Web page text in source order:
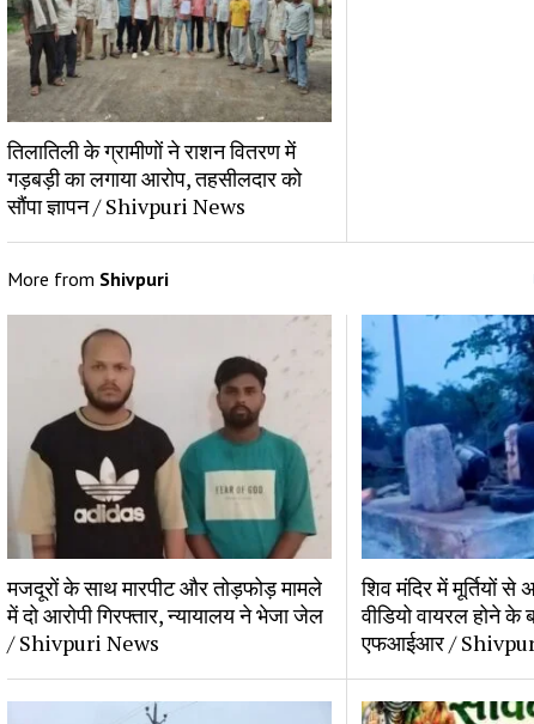
तिलातिली के ग्रामीणों ने राशन वितरण में
गड़बड़ी का लगाया आरोप, तहसीलदार को
सौंपा ज्ञापन / Shivpuri News
More from Shivpuri
मजदूरों के साथ मारपीट और तोड़फोड़ मामले
में दो आरोपी गिरफ्तार, न्यायालय ने भेजा जेल
/ Shivpuri News
शिव मंदिर में मूर्तियों
वीडियो वायरल होने के
एफआईआर /